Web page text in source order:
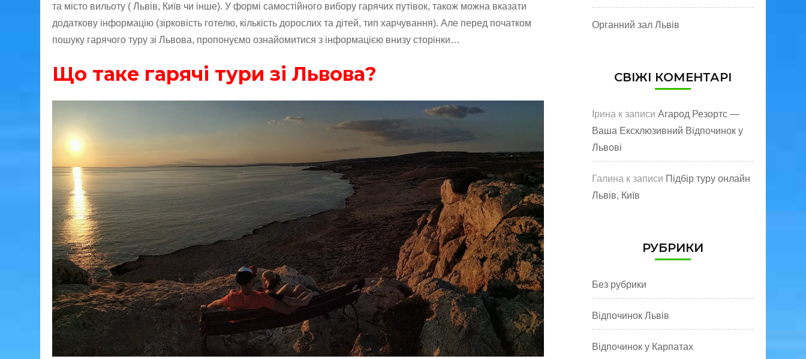
та місто вильоту ( Львів, Київ чи інше). У формі самостійного вибору гарячих путівок, також можна вказати
додаткову інформацію (зірковість готелю, кількість дорослих та дітей, тип харчування). Але перед початком
пошуку гарячого туру зі Львова, пропонуємо ознайомитися з інформацією внизу сторінки…
Що таке гарячі тури зі Львова?
Органний зал Львів
СВІЖІ КОМЕНТАРІ
Ірина к записи Агарод Резортс —
Ваша Ексклюзивний Відпочинок у
Львові
Галина к записи Підбір туру онлайн
Львів, Київ
РУБРИКИ
Без рубрики
Відпочинок Львів
Відпочинок у Карпатах